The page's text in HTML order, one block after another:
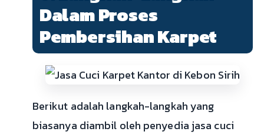
Dalam Proses
Pembersihan Karpet
Berikut adalah langkah-langkah yang
biasanya diambil oleh penyedia jasa cuci